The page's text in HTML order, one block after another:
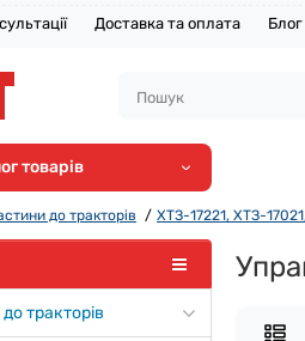
Доставка та оплата Блог
товарів
до тракторів ХТЗ-17221, ХТЗ-
тракторів